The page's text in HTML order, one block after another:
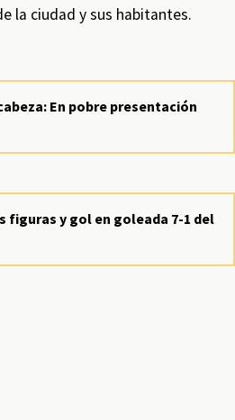
la ciudad y sus habitantes.
En pobre presentación
figuras y gol en goleada 7-1 del